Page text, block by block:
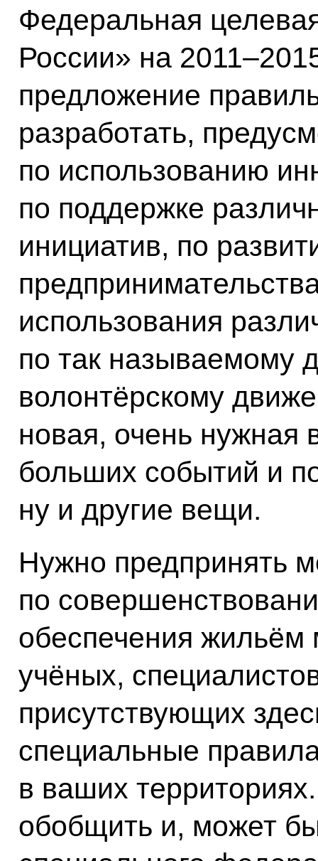
Федеральная
России» на
предложение
разработать,
по использованию
по поддержке
инициатив, по
использования
по так называемому
волонтёрскому
новая, очень нужная
больших событий и
ну и другие вещи.
Нужно предпринять
по
обеспечения
учёных,
присутствующих
специальные
в ваших
обобщить и, может